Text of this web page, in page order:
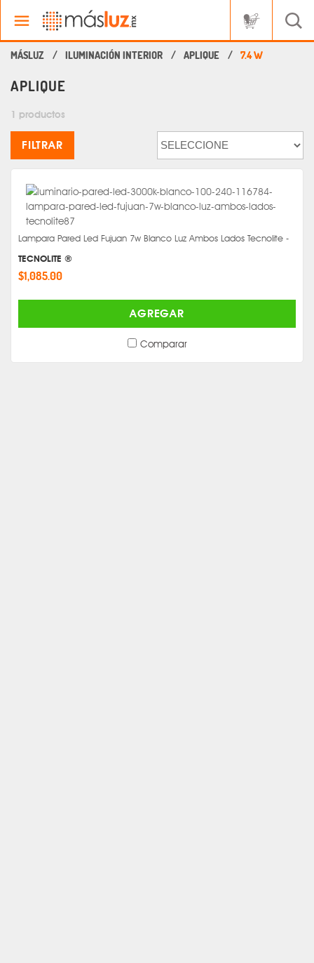
ILUMINACIÓN INTERIOR APLIQUE 7.4 W
APLIQUE
1 productos
FILTRAR
Lampara Pared Led Fujuan 7w Blanco Luz Ambos Lados Tecnolite -
TECNOLITE ®
$1,085.00
AGREGAR
Comparar